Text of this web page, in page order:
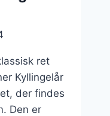
ret
Kyllingelår
der findes
Den er